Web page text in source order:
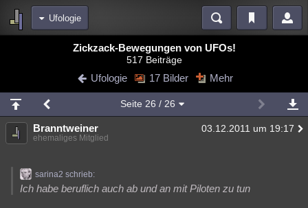
Ufologie
Blogs Videos
Chat Wiki Neuigkeiten
meine Rubriken
Menschen Wissenschaft Mystery Kriminalfälle
Natur Umfragen Unterhaltung
Zickzack-Bewegungen von UFOs!
517 Beiträge
Ufologie 17 Bilder Mehr
Seite 26 / 26
Branntweiner 03.12.2011 um 19:17
ehemaliges Mitglied
sarina2 schrieb:
Ich habe beruflich auch ab und an mit Piloten zu tun